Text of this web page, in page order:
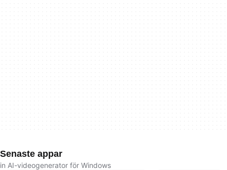
Senaste appar
in AI-videogenerator för Windows